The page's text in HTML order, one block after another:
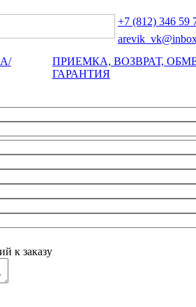
+7 (812)346 59
ПРИЕМКА, ВОЗВРАТ,
ГАРАНТИЯ
к заказу